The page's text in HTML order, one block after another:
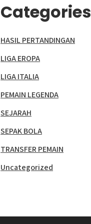
Categories
HASIL PERTANDINGAN
LIGA EROPA
LIGA ITALIA
PEMAIN LEGENDA
SEJARAH
SEPAK BOLA
TRANSFER PEMAIN
Uncategorized